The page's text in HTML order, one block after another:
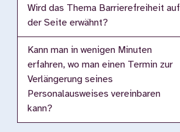
Wird das Thema Barrierefreiheit auf
der Seite erwähnt?
Kann man in wenigen Minuten
erfahren, wo man einen Termin zur
Verlängerung seines
Personalausweises vereinbaren
kann?